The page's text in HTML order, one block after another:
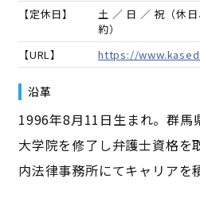
【定休日】
土 ／ 日 ／ 祝（休
約）
【URL】
https://
沿革
1996年8月11日生まれ。群馬
大学院を修了し弁護士資格を
内法律事務所にてキャリアを